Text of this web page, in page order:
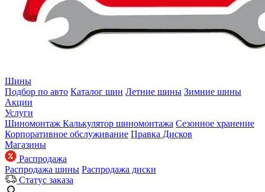
Шины
Подбор по авто Каталог шин Летние шины Зимние шины
Акции
Услуги
Шиномонтаж Калькулятор шиномонтажа Сезонное хранение
Корпоративное обслуживание Правка Дисков
Магазины
Распродажа
Распродажа шины Распродажа диски
Статус заказа